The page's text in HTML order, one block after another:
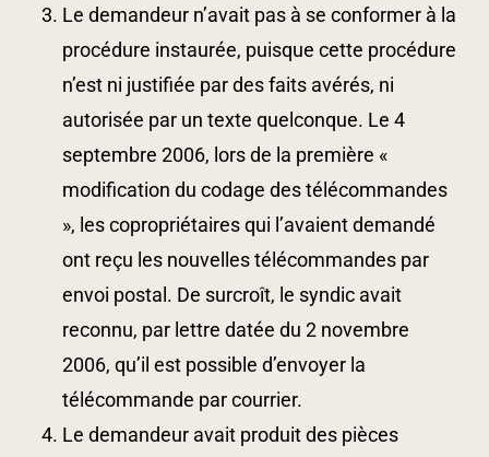
Le demandeur n’avait pas à se conformer à la
procédure instaurée, puisque cette procédure
n’est ni justifiée par des faits avérés, ni
autorisée par un texte quelconque. Le 4
septembre 2006, lors de la première «
modification du codage des télécommandes
», les copropriétaires qui l’avaient demandé
ont reçu les nouvelles télécommandes par
envoi postal. De surcroît, le syndic avait
reconnu, par lettre datée du 2 novembre
2006, qu’il est possible d’envoyer la
télécommande par courrier.
Le demandeur avait produit des pièces